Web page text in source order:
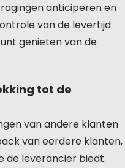
anticiperen en
van de levertijd
genieten van de
tot de
van andere klanten
van eerdere klanten,
de leverancier biedt.